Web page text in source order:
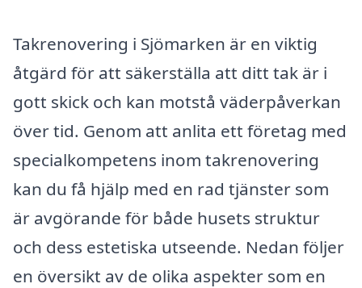
Takrenovering i Sjömarken är en viktig
åtgärd för att säkerställa att ditt tak är i
gott skick och kan motstå väderpåverkan
över tid. Genom att anlita ett företag med
specialkompetens inom takrenovering
kan du få hjälp med en rad tjänster som
är avgörande för både husets struktur
och dess estetiska utseende. Nedan följer
en översikt av de olika aspekter som en